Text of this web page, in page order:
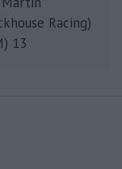
Racing)
13